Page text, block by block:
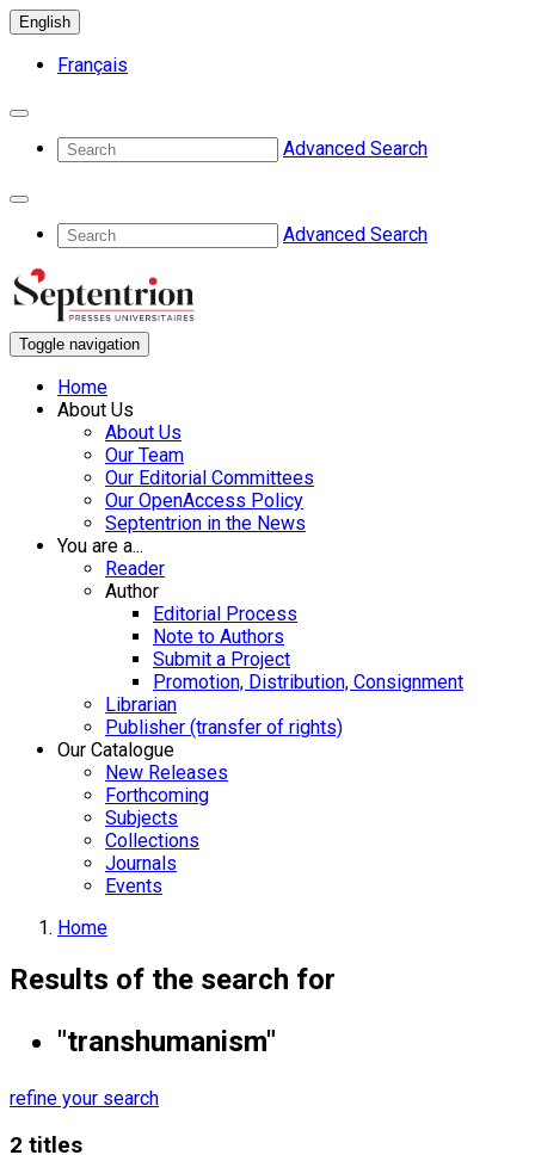
English
Français
Advanced Search
Advanced Search
Toggle navigation
Home
About Us
About Us
Our Team
Our Editorial Committees
Our OpenAccess Policy
Septentrion in the News
You are a...
Reader
Author
Editorial Process
Note to Authors
Submit a Project
Promotion, Distribution, Consignment
Librarian
Publisher (transfer of rights)
Our Catalogue
New Releases
Forthcoming
Subjects
Collections
Journals
Events
Home
Results of the search for
"transhumanism"
refine your search
2 titles